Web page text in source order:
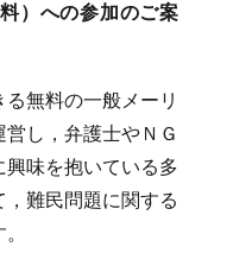
）への参加のご案
無料の一般メーリ
し，弁護士やＮＧ
興味を抱いている多
難民問題に関する